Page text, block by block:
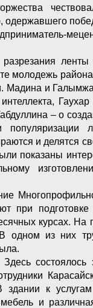
одержавшего
разрезания
молодежь
Мадина и
– о
и делятся
показаны
при
курсах. На
одном из них
состоялось
к услугам
и